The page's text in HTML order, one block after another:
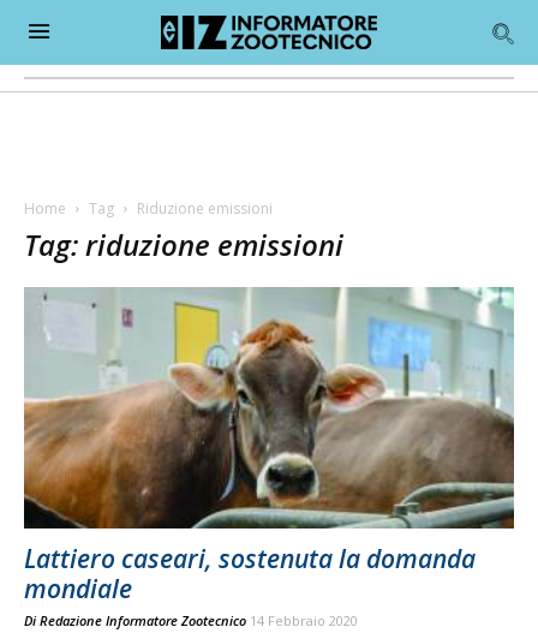
Home Tag Riduzione emissioni
Tag: riduzione emissioni
Lattiero caseari, sostenuta la domanda
mondiale
Di Redazione Informatore Zootecnico 14 Febbraio 2020